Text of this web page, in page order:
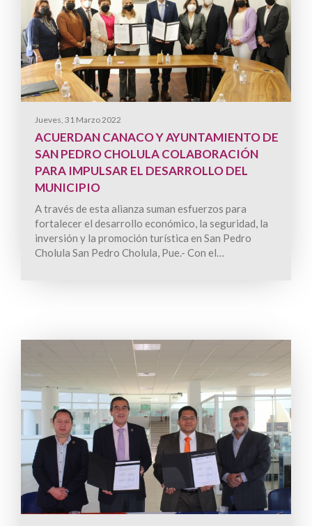
Jueves, 31 Marzo 2022
ACUERDAN CANACO Y AYUNTAMIENTO DE
SAN PEDRO CHOLULA COLABORACIÓN
PARA IMPULSAR EL DESARROLLO DEL
MUNICIPIO
A través de esta alianza suman esfuerzos para
fortalecer el desarrollo económico, la seguridad, la
inversión y la promoción turística en San Pedro
Cholula San Pedro Cholula, Pue.- Con el…